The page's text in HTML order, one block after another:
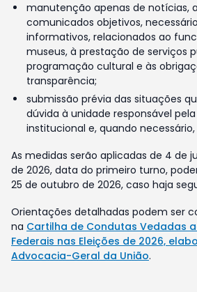
manutenção apenas de notícias,
comunicados objetivos,
informativos, relacionados ao
museus, à prestação de serviços
programação cultural e às
transparência;
submissão prévia das situações
dúvida à unidade responsável
institucional e, quando
As medidas serão aplicadas de 4 de
de 2026, data do primeiro turno,
25 de outubro de 2026, caso haja
Orientações detalhadas podem ser
na Cartilha de Condutas Vedadas
Federais nas Eleições de 2026,
Advocacia-Geral da União.